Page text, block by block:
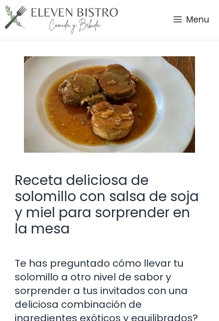
Saltar
al
contenido
Menu
Receta deliciosa de
solomillo con salsa de soja
y miel para sorprender en
la mesa
Te has preguntado cómo llevar tu
solomillo a otro nivel de sabor y
sorprender a tus invitados con una
deliciosa combinación de
ingredientes exóticos y equilibrados?